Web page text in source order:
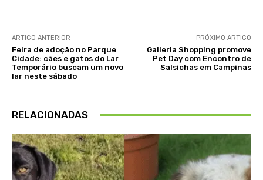
ARTIGO ANTERIOR
Feira de adoção no Parque
Cidade: cães e gatos do Lar
Temporário buscam um novo
lar neste sábado
PRÓXIMO ARTIGO
Galleria Shopping promove
Pet Day com Encontro de
Salsichas em Campinas
RELACIONADAS